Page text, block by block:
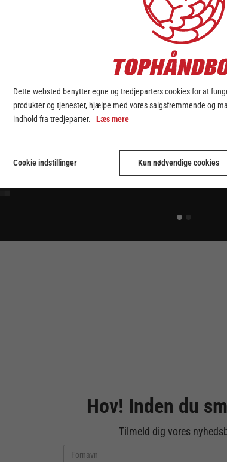
Hov! Inden du
Tilmeld dig vores
Dette websted benytter egne og tredjeparters cookies for at
produkter og tjenester, hjælpe med vores salgsfremmende og
indhold fra tredjeparter. Læs mere
Cookie indstillinger Kun nødvendige cookies